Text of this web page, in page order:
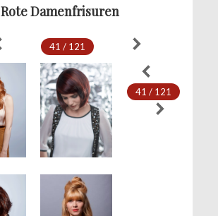
Rote Damenfrisuren
41 / 121
41 / 121